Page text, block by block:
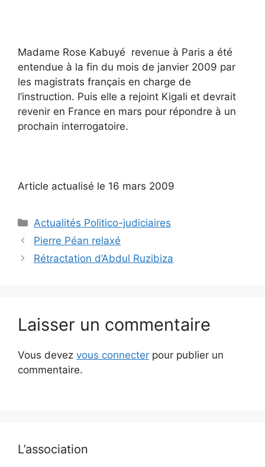
Madame Rose Kabuyé revenue à Paris a été
entendue à la fin du mois de janvier 2009 par
les magistrats français en charge de
l’instruction. Puis elle a rejoint Kigali et devrait
revenir en France en mars pour répondre à un
prochain interrogatoire.
Article actualisé le 16 mars 2009
Catégories
Actualités Politico-judiciaires
Pierre Péan relaxé
Rétractation d’Abdul Ruzibiza
Laisser un commentaire
Vous devez vous connecter pour publier un
commentaire.
L’association